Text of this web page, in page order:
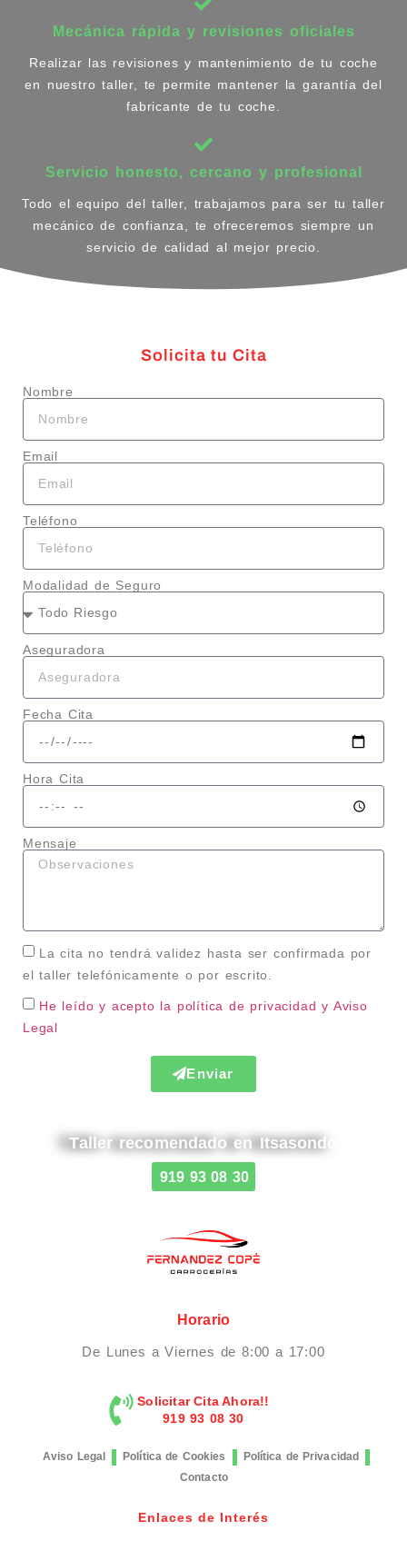
Mecánica rápida y revisiones oficiales
Realizar las revisiones y mantenimiento de tu coche
en nuestro taller, te permite mantener la garantía del
fabricante de tu coche.
Servicio honesto, cercano y profesional
Todo el equipo del taller, trabajamos para ser tu taller
mecánico de confianza, te ofreceremos siempre un
servicio de calidad al mejor precio.
Solicita tu Cita
Nombre
Email
Teléfono
Modalidad de Seguro
Aseguradora
Fecha Cita
Hora Cita
Mensaje
La cita no tendrá validez hasta ser confirmada por
el taller telefónicamente o por escrito.
He leído y acepto la política de privacidad y Aviso
Legal
Enviar
Taller recomendado en Itsasondo
919 93 08 30
Horario
De Lunes a Viernes de 8:00 a 17:00
Solicitar Cita Ahora!!
919 93 08 30
Aviso Legal Política de Cookies
Política de Privacidad
Contacto
Enlaces de Interés